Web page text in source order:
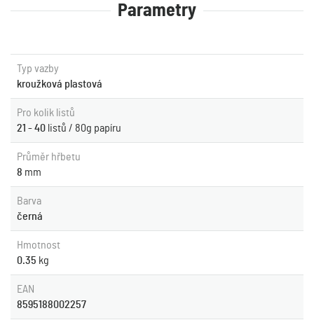
Parametry
Typ vazby
kroužková plastová
Pro kolik listů
21 - 40 listů / 80g papíru
Průměr hřbetu
8 mm
Barva
černá
Hmotnost
0.35 kg
EAN
8595188002257